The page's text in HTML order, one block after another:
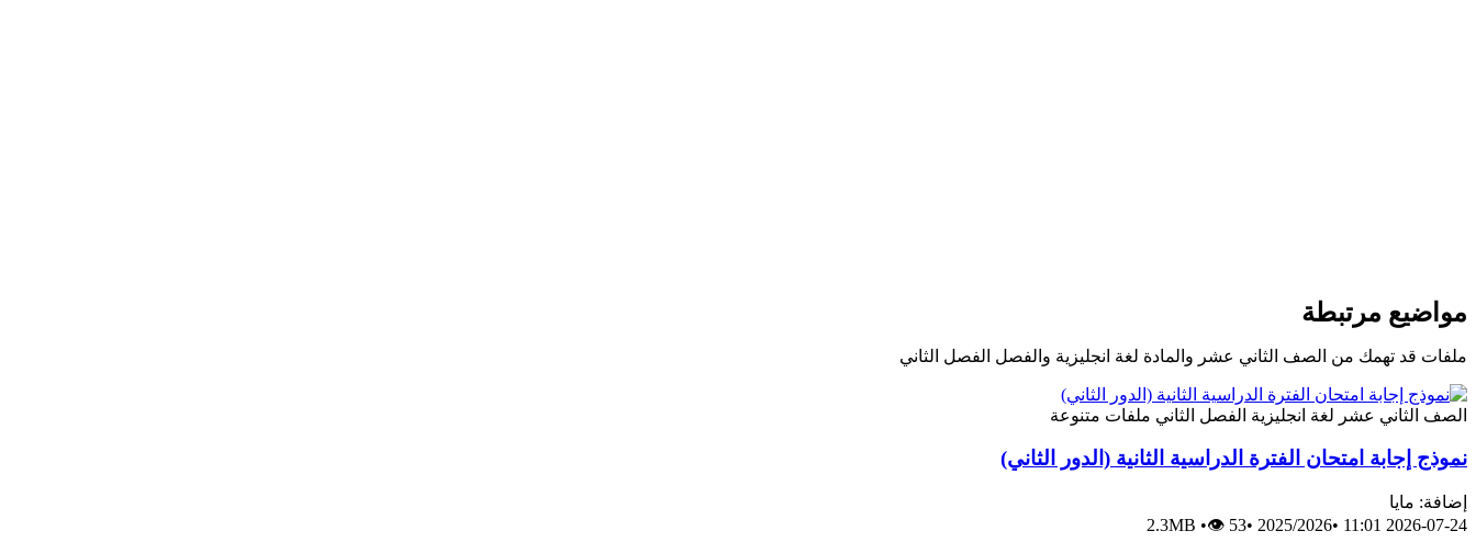
مواضيع مرتبطة
ملفات قد تهمك من الصف الثاني عشر والمادة لغة انجليزية والفصل الفصل الثاني
الصف الثاني عشر لغة انجليزية الفصل الثاني ملفات متنوعة
نموذج إجابة امتحان الفترة الدراسية الثانية (الدور الثاني)
إضافة: مايا
2026-07-24 11:01
•
2025/2026
•
2.3MB •👁 53